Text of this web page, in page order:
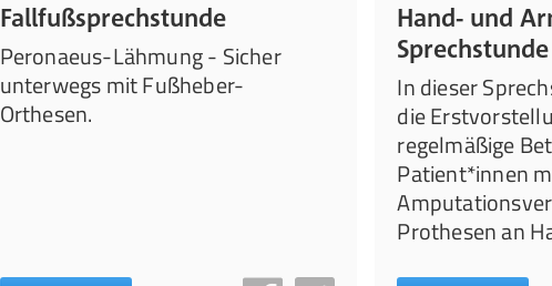
Fallfußsprechstunde
Peronaeus-Lähmung - Sicher
unterwegs mit Fußheber-
Orthesen.
Hand- und
Sprechstunde
In dieser
die
regelmäßige
Patient*innen
Prothesen an